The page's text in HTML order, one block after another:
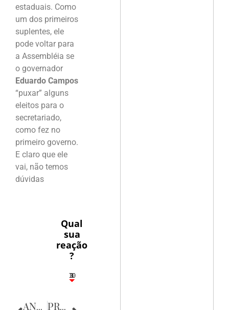
estaduais. Como
um dos primeiros
suplentes, ele
pode voltar para
a Assembléia se
o governador
Eduardo Campos
“puxar” alguns
eleitos para o
secretariado,
como fez no
primeiro governo.
E claro que ele
vai, não temos
dúvidas
Qual
sua
reação
?
3
1
1
3
10
ANTERIOR PRÓXIMA